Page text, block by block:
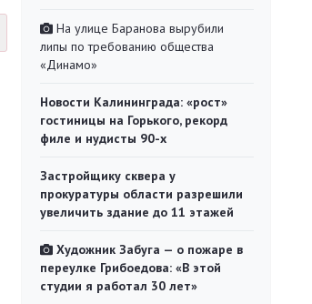
На улице Баранова вырубили
липы по требованию общества
«Динамо»
Новости Калининграда: «рост»
гостиницы на Горького, рекорд
филе и нудисты 90-х
Застройщику сквера у
прокуратуры области разрешили
увеличить здание до 11 этажей
Художник Забуга — о пожаре в
переулке Грибоедова: «В этой
студии я работал 30 лет»